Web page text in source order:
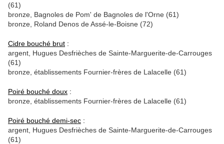
(61)
bronze, Bagnoles de Pom' de Bagnoles de l'Orne (61)
bronze, Roland Denos de Assé-le-Boisne (72)
Cidre bouché brut :
argent, Hugues Desfrièches de Sainte-Marguerite-de-Carrouges
(61)
bronze, établissements Fournier-frères de Lalacelle (61)
Poiré bouché doux :
bronze, établissements Fournier-frères de Lalacelle (61)
Poiré bouché demi-sec :
argent, Hugues Desfrièches de Sainte-Marguerite-de-Carrouges
(61)